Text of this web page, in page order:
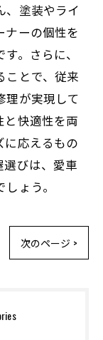
、塗装やライ
ナーの個性を
。さらに、
ことで、従来
理が実現して
と快適性を両
に応えるもの
びは、愛車
ょう。
次のページ >